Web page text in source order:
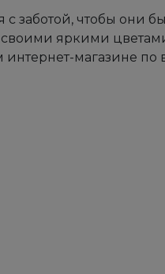
заботой, чтобы они
своими яркими
магазине по